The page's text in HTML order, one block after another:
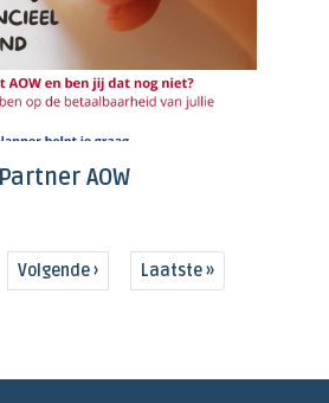
Partner AOW
Volgende pagina
Volgende › Laatste pagina
Laatste »